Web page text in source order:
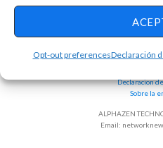
Opt-out preferencesDeclaración
Política de
Declaracion
Sobre la
ALPHAZEN
Email: